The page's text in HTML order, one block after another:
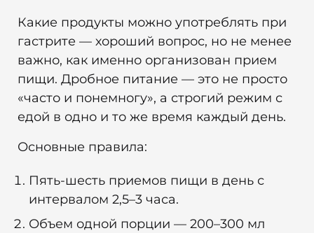
Какие продукты можно употреблять при
гастрите — хороший вопрос, но не менее
важно, как именно организован прием
пищи. Дробное питание — это не просто
«часто и понемногу», а строгий режим с
едой в одно и то же время каждый день.
Основные правила:
Пять-шесть приемов пищи в день с
интервалом 2,5–3 часа.
Объем одной порции — 200–300 мл